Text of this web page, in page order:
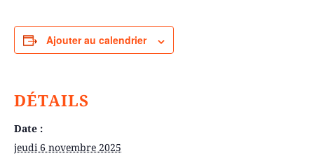
Ajouter au calendrier
DÉTAILS
Date :
jeudi 6 novembre 2025